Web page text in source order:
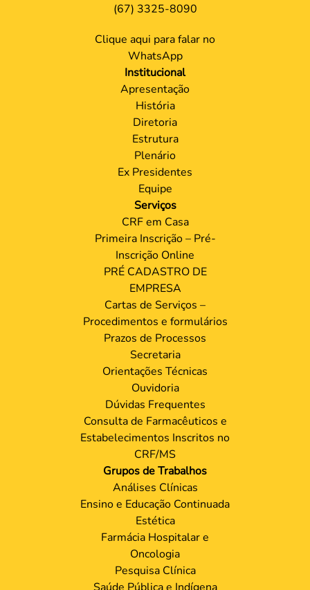
(67) 3325-8090
Clique aqui para falar no
WhatsApp
Institucional
Apresentação
História
Diretoria
Estrutura
Plenário
Ex Presidentes
Equipe
Serviços
CRF em Casa
Primeira Inscrição – Pré-
Inscrição Online
PRÉ CADASTRO DE
EMPRESA
Cartas de Serviços –
Procedimentos e formulários
Prazos de Processos
Secretaria
Orientações Técnicas
Ouvidoria
Dúvidas Frequentes
Consulta de Farmacêuticos e
Estabelecimentos Inscritos no
CRF/MS
Grupos de Trabalhos
Análises Clínicas
Ensino e Educação Continuada
Estética
Farmácia Hospitalar e
Oncologia
Pesquisa Clínica
Saúde Pública e Indígena